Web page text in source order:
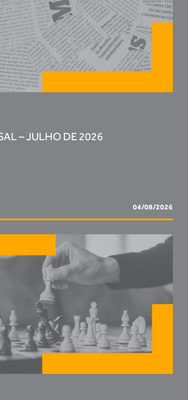
– JULHO DE 2026
04/08/2026